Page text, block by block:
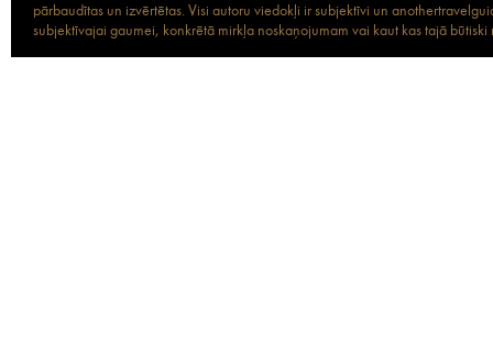
pārbaudītas un izvērtētas. Visi autoru viedokļi ir subjektīvi un
subjektīvajai gaumei, konkrētā mirkļa noskaņojumam vai kaut kas tajā